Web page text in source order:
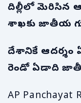
దిల్లీలో మెరిసిన
శాఖకు జాతీయ
దేశానికే ఆదర్శం
రెండో ఏడాది
AP Panchayat